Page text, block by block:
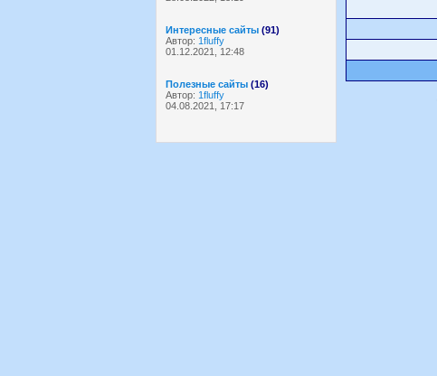
Интересные сайты (91)
Автор: 1fluffy
01.12.2021, 12:48
Полезные сайты (16)
Автор: 1fluffy
04.08.2021, 17:17